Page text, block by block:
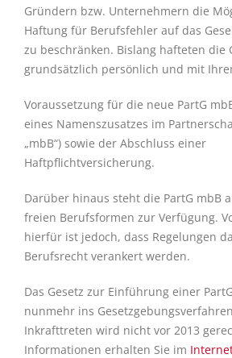
Gründern bzw. Unternehmern die
Haftung für Berufsfehler auf das
zu beschränken. Bislang hafteten die
grundsätzlich persönlich und mit
Voraussetzung für die neue PartG
eines Namenszusatzes im
„mbB“) sowie der Abschluss einer
Haftpflichtversicherung.
Darüber hinaus steht die PartG mbB
freien Berufsformen zur Verfügung.
hierfür ist jedoch, dass Regelungen
Berufsrecht verankert werden.
Das Gesetz zur Einführung einer
nunmehr ins
Inkrafttreten wird nicht vor 2013
Informationen erhalten Sie im